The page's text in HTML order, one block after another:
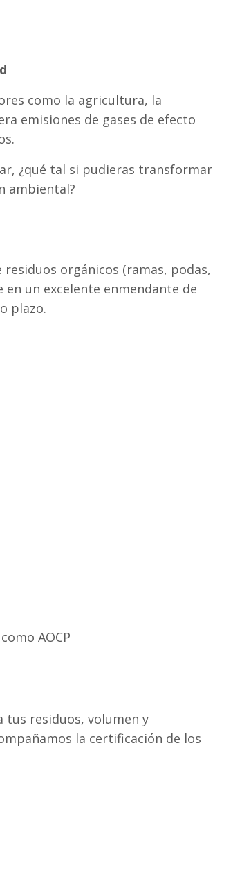
como la agricultura, la
emisiones de gases de efecto
¿qué tal si pudieras transformar
ambiental?
orgánicos (ramas, podas,
un excelente enmendante de
plazo.
AOCP
tus residuos, volumen y
la certificación de los